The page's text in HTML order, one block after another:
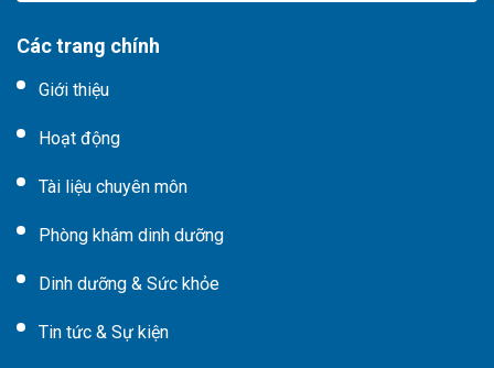
Các trang chính
Giới thiệu
Hoạt động
Tài liệu chuyên môn
Phòng khám dinh dưỡng
Dinh dưỡng & Sức khỏe
Tin tức & Sự kiện